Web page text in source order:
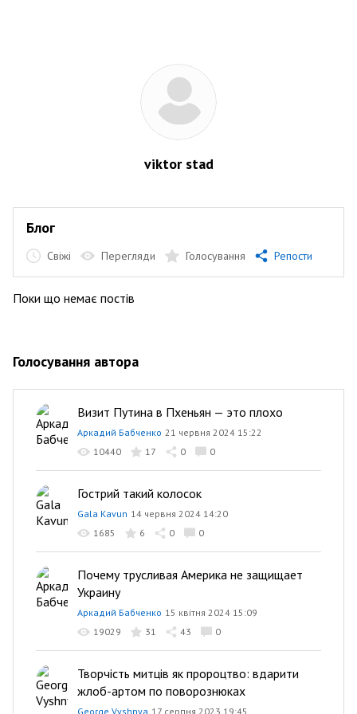
viktor stad
Блог
Свіжі Перегляди Голосування Репости
Поки що немає постів
Голосування автора
Визит Путина в Пхеньян — это плохо
Аркадий Бабченко 21 червня 2024 15:22
10440
17 0 0
Гострий такий колосок
Gala Kavun 14 червня 2024 14:20
1685
6 0 0
Почему трусливая Америка не защищает
Украину
Аркадий Бабченко 15 квітня 2024 15:09
19029
31 43 0
Творчість митців як пророцтво: вдарити
жлоб-артом по поворознюках
George Vyshnya 17 серпня 2023 19:45